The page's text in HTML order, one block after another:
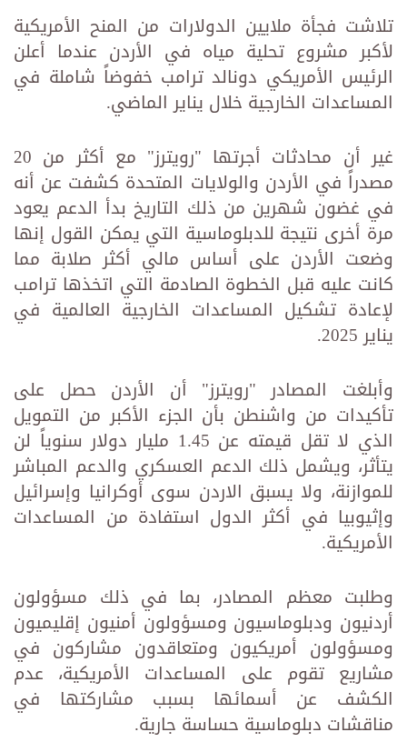
تلاشت فجأة ملايين الدولارات من المنح الأمريكية
لأكبر مشروع تحلية مياه في الأردن عندما أعلن
الرئيس الأمريكي دونالد ترامب خفوضاً شاملة في
المساعدات الخارجية خلال يناير الماضي.
غير أن محادثات أجرتها "رويترز" مع أكثر من 20
مصدراً في الأردن والولايات المتحدة كشفت عن أنه
في غضون شهرين من ذلك التاريخ بدأ الدعم يعود
مرة أخرى نتيجة للدبلوماسية التي يمكن القول إنها
وضعت الأردن على أساس مالي أكثر صلابة مما
كانت عليه قبل الخطوة الصادمة التي اتخذها ترامب
لإعادة تشكيل المساعدات الخارجية العالمية في
يناير 2025.
وأبلغت المصادر "رويترز" أن الأردن حصل على
تأكيدات من واشنطن بأن الجزء الأكبر من التمويل
الذي لا تقل قيمته عن 1.45 مليار دولار سنوياً لن
يتأثر، ويشمل ذلك الدعم العسكري والدعم المباشر
للموازنة، ولا يسبق الاردن سوى أوكرانيا وإسرائيل
وإثيوبيا في أكثر الدول استفادة من المساعدات
الأمريكية.
وطلبت معظم المصادر، بما في ذلك مسؤولون
أردنيون ودبلوماسيون ومسؤولون أمنيون إقليميون
ومسؤولون أمريكيون ومتعاقدون مشاركون في
مشاريع تقوم على المساعدات الأمريكية، عدم
الكشف عن أسمائها بسبب مشاركتها في
مناقشات دبلوماسية حساسة جارية.